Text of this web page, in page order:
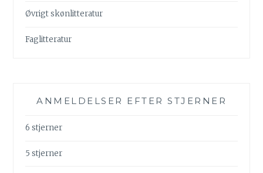
Øvrigt skønlitteratur
Faglitteratur
ANMELDELSER EFTER STJERNER
6 stjerner
5 stjerner